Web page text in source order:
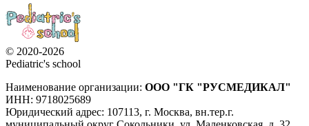
© 2020-2026
Pediatric's school
Наименование организации: ООО "ГК "РУСМЕДИКАЛ"
ИНН: 9718025689
Юридический адрес: 107113, г. Москва, вн.тер.г.